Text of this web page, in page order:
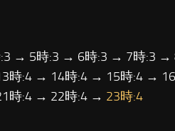
→ 5時:3 → 6時:3 → 7時:3 →
時:4 → 14時:4 → 15時:4 →
時:4 → 22時:4 → 23時:4